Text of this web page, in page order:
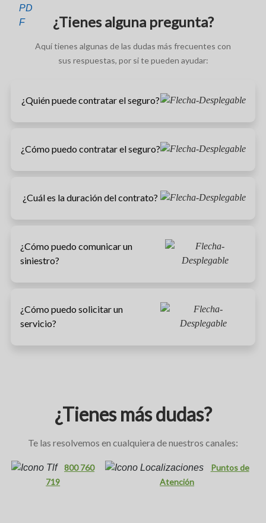
¿Tienes alguna pregunta?
Aquí tienes algunas de las dudas más frecuentes con
sus respuestas, por si te pueden ayudar:
¿Quién puede contratar el seguro?
¿Cómo puedo contratar el seguro?
¿Cuál es la duración del contrato?
¿Cómo puedo comunicar un
siniestro?
¿Cómo puedo solicitar un
servicio?
¿Tienes más dudas?
Te las resolvemos en cualquiera de nuestros canales:
800 760
719
Puntos de
Atención